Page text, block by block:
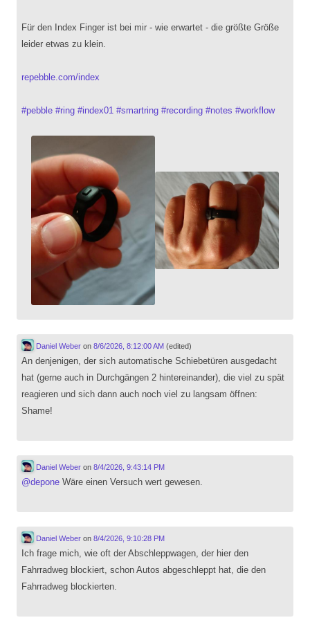
Für den Index Finger ist bei mir - wie erwartet - die größte Größe
leider etwas zu klein.
repebble.com/index
#pebble #ring #index01 #smartring #recording #notes #workflow
Daniel Weberon 8/6/2026, 8:12:00 AM (edited)
An denjenigen, der sich automatische Schiebetüren ausgedacht
hat (gerne auch in Durchgängen 2 hintereinander), die viel zu spät
reagieren und sich dann auch noch viel zu langsam öffnen:
Shame!
Daniel Weberon 8/4/2026, 9:43:14 PM
@depone Wäre einen Versuch wert gewesen.
Daniel Weberon 8/4/2026, 9:10:28 PM
Ich frage mich, wie oft der Abschleppwagen, der hier den
Fahrradweg blockiert, schon Autos abgeschleppt hat, die den
Fahrradweg blockierten.